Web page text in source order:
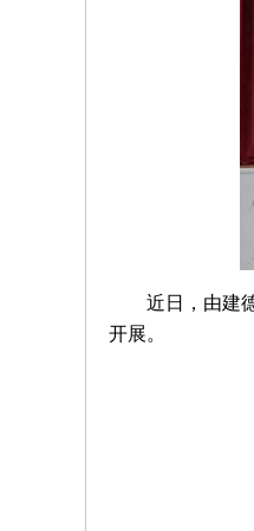
近日，由建
开展。